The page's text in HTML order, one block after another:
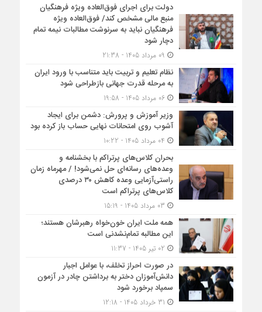
دولت برای اجرای فوق‌العاده ویژه فرهنگیان
منبع مالی مشخص کند/ فوق‌العاده ویژه
فرهنگیان نباید به سرنوشت مطالبات نیمه‌ تمام
دچار شود
نظام تعلیم و تربیت باید متناسب با ورود ایران
به مرحله قدرت جهانی بازطراحی شود
06 مرداد 1405 - 19:58
وزیر آموزش و پرورش: دشمن برای ایجاد
آشوب روی امتحانات نهایی حساب باز کرده بود
بحران کلاس‌های پرتراکم با بخشنامه و
وعده‌های رسانه‌ای حل نمی‌شود! / مهرماه زمان
راستی‌آزمایی وعده کاهش ۳۰ درصدی
کلاس‌های پرتراکم است
همه ملت ایران خون‌خواه رهبرشان هستند؛
این مطالبه تمام‌نشدنی است
در صورت احراز تخلف، با عوامل اجبار
دانش‌آموزان دختر به برداشتن چادر در آزمون
سمپاد برخورد شود